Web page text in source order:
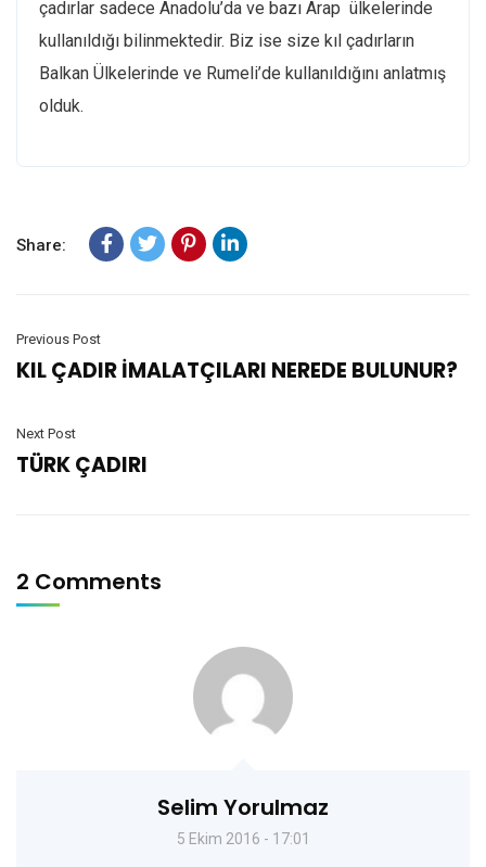
çadırlar sadece Anadolu’da ve bazı Arap ülkelerinde
kullanıldığı bilinmektedir. Biz ise size kıl çadırların
Balkan Ülkelerinde ve Rumeli’de kullanıldığını anlatmış
olduk.
Share:
Previous Post
KIL ÇADIR İMALATÇILARI NEREDE BULUNUR?
Next Post
TÜRK ÇADIRI
2 Comments
Selim Yorulmaz
5 Ekim 2016 - 17:01